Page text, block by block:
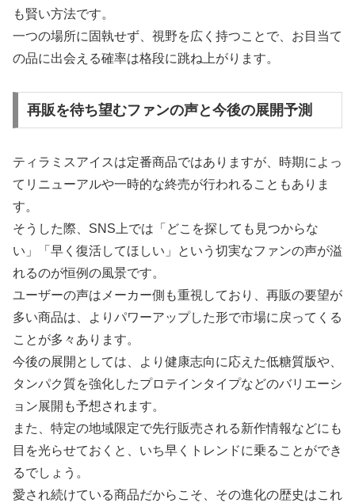
も賢い方法です。
一つの場所に固執せず、視野を広く持つことで、お目当て
の品に出会える確率は格段に跳ね上がります。
再販を待ち望むファンの声と今後の展開予測
ティラミスアイスは定番商品ではありますが、時期によっ
てリニューアルや一時的な終売が行われることもありま
す。
そうした際、SNS上では「どこを探しても見つからな
い」「早く復活してほしい」という切実なファンの声が溢
れるのが恒例の風景です。
ユーザーの声はメーカー側も重視しており、再販の要望が
多い商品は、よりパワーアップした形で市場に戻ってくる
ことが多々あります。
今後の展開としては、より健康志向に応えた低糖質版や、
タンパク質を強化したプロテインタイプなどのバリエーシ
ョン展開も予想されます。
また、特定の地域限定で先行販売される新作情報などにも
目を光らせておくと、いち早くトレンドに乗ることができ
るでしょう。
愛され続けている商品だからこそ、その進化の歴史はこれ